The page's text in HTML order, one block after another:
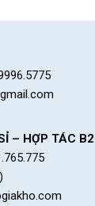
truyền động linh
chắc chắn
xe có kích
chuyển động
khác nhau.
26 inch vành nhôm
– HỢP TÁC